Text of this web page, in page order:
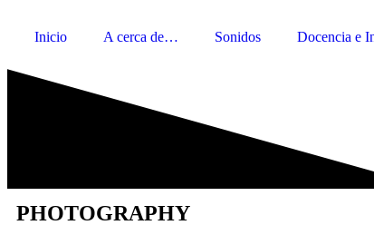
Inicio A cerca de… Sonidos Docencia e
PHOTOGRAPHY